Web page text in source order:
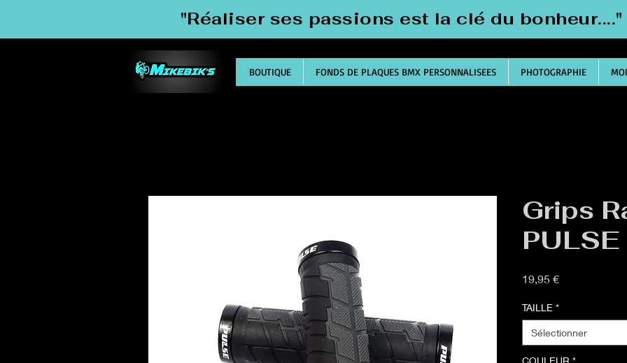
"Réaliser ses passions est la clé du bonheur...."
BOUTIQUE FONDS DE PLAQUES BMX PERSONNALISEES PHOTOGRAPHIE
Grips
PULSE
19,95 €Prix
TAILLE *
Sélectionner
COULEUR *